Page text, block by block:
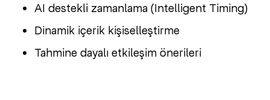
AI destekli zamanlama (Intelligent Timing)
Dinamik içerik kişiselleştirme
Tahmine dayalı etkileşim önerileri